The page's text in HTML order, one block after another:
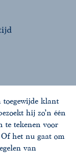
toegewijde klant
hij zo’n één
te tekenen voor
het nu gaat om
van